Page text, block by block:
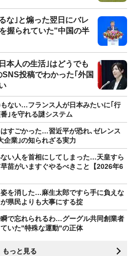
な｣と煽った翌日にバレ
握られていた"中国の半
本人の生活｣はどうでも
投稿でわかった｢外国
ない…フランス人が日本みたいに｢行
｣を守れる謎システム
すごかった…習近平が恐れ､ゼレンス
企業｣の知られざる実力
い人を首相にしてしまった…天皇すら
苗がいますぐやるべきこと【2026年6
を消した…麻生太郎ですら手に負えな
県民よりも大事にする掟
で忘れられるわ…グーグル共同創業者
いた"特殊な運動"の正体
もっと見る